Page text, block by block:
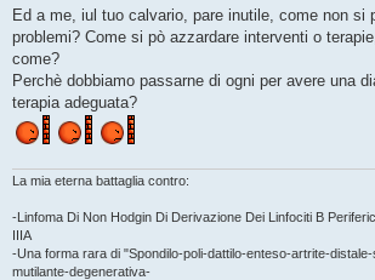
s
a
g
i
o
Ed a me, iul tuo calvario, pare inutile, come non si
problemi? Come si pò azzardare interventi o
come?
Perchè dobbiamo passarne di ogni per avere una
terapia adeguata?
La mia eterna battaglia contro:
-Linfoma Di Non Hodgin Di Derivazione Dei Linfociti B
IIIA
-Una forma rara di "Spondilo-poli-dattilo-enteso-artrite-
mutilante-degenerativa-